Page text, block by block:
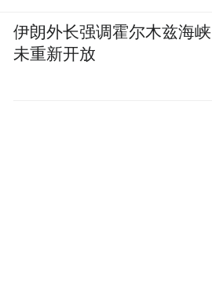
伊朗外长强调霍尔木兹海峡
未重新开放